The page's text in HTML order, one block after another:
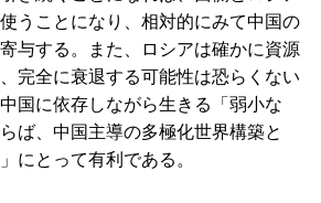
うことになり、相対的にみて中国の
与する。また、ロシアは確かに資源
完全に衰退する可能性は恐らくない
国に依存しながら生きる「弱小な
ば、中国主導の多極化世界構築と
にとって有利である。